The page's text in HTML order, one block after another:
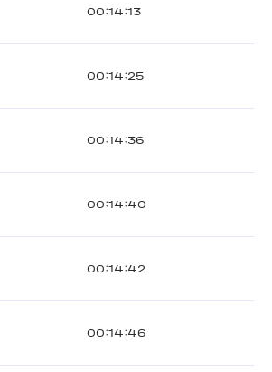
00:14:13
00:14:25
00:14:36
00:14:40
00:14:42
00:14:46